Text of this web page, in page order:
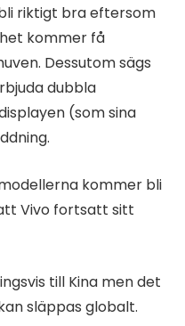
riktigt bra eftersom
kommer få
Dessutom sägs
dubbla
(som sina
kommer bli
Vivo fortsatt sitt
till Kina men det
släppas globalt.